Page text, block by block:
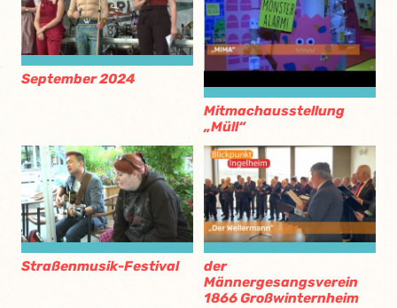
September 2024
Mitmachausstellung
„Müll“
Straßenmusik-Festival
der
Männergesangsverein
1866 Großwinternheim